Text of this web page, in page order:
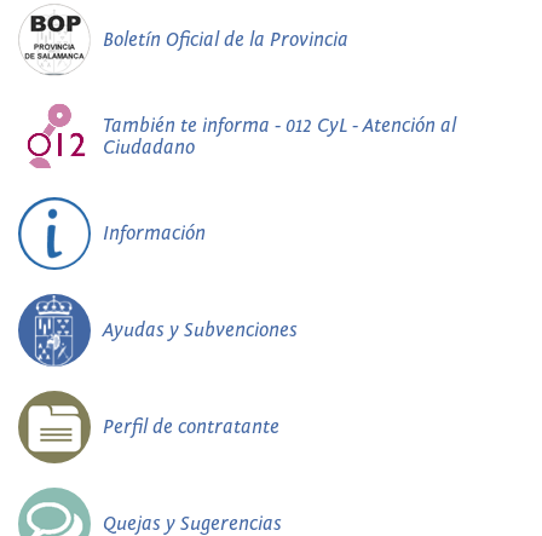
Boletín Oficial de la Provincia
También te informa - 012 CyL - Atención al
Ciudadano
Información
Ayudas y Subvenciones
Perfil de contratante
Quejas y Sugerencias